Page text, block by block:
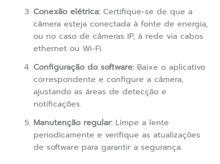
Conexão elétrica: Certifique-se de que a
câmera esteja conectada à fonte de energia,
ou no caso de câmeras IP, à rede via cabos
ethernet ou Wi-Fi.
Configuração do software: Baixe o aplicativo
correspondente e configure a câmera,
ajustando as áreas de detecção e
notificações.
Manutenção regular: Limpe a lente
periodicamente e verifique as atualizações
de software para garantir a segurança.